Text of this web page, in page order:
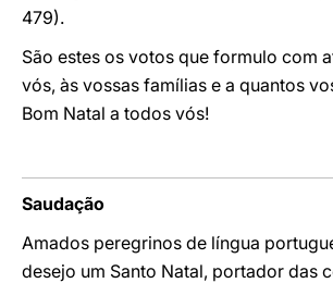
479).
São estes os votos que formulo com
vós, às vossas famílias e a quantos
Bom Natal a todos vós!
Saudação
Amados peregrinos de língua
desejo um Santo Natal, portador das